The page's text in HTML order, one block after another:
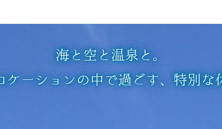
海と空と温泉と。
ケーションの中で過ごす、特別な